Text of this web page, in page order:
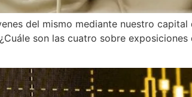
del mismo mediante nuestro
son las cuatro sobre